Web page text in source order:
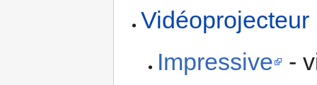
Vidéoprojecteur
Impressive
-